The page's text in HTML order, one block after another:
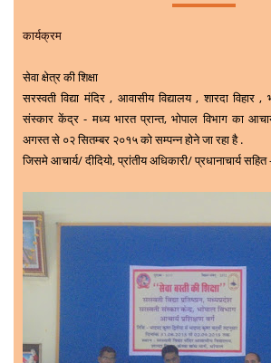
कार्यक्रम
सेवा क्षेत्र की शिक्षा
सरस्वती विद्या मंदिर , आवासीय विद्यालय , शारदा
संस्कार केंद्र - मध्य भारत प्रान्त, भोपाल विभाग का
अगस्त से ०२ सितम्बर २०१५ को सम्पन्न होने जा रहा है .
जिसमे आचार्य/ दीदियो, प्रांतीय अधिकारी/ प्रधानाचार्य